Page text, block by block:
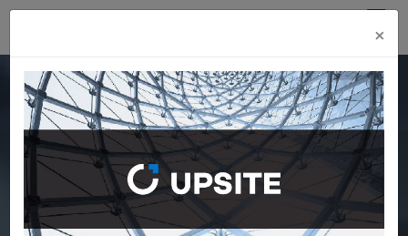
Estrategia deGENERACIÓN DE
VALOR
×